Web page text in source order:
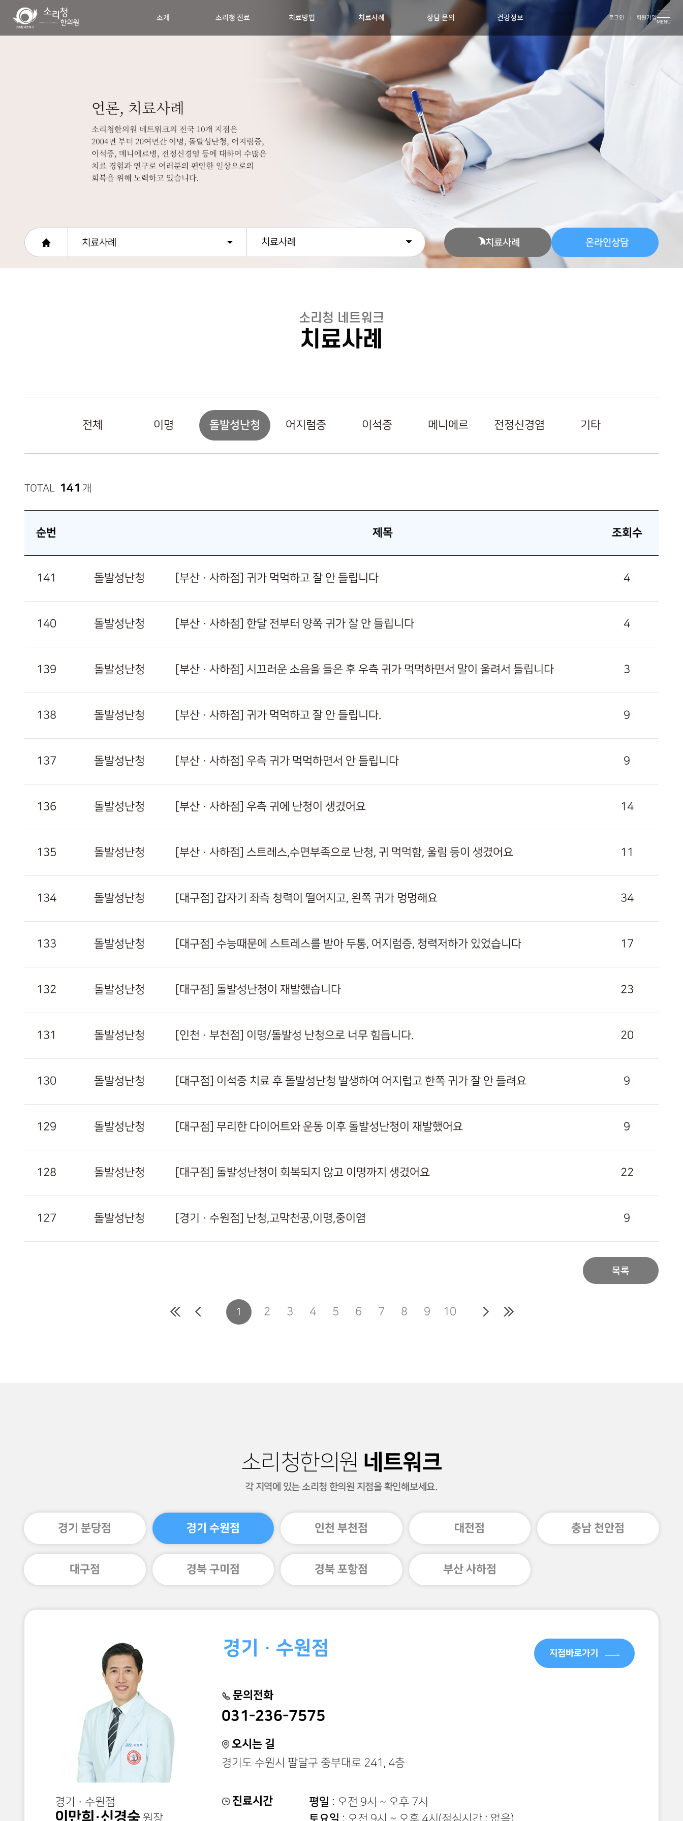
소개 소리청 진료 치료방법 치료사례 상담 문의 건강정보 로그인 회원가입
MENU
치료사례 치료사례 치료사례 온라인상담
소리청 네트워크
치료사례
전체 이명 돌발성난청 어지럼증 이석증 메니에르 전정신경염 기타
TOTAL 141 개
순번 제목 조회수
141 돌발성난청 [부산 · 사하점] 귀가 먹먹하고 잘 안 들립니다 4
140 돌발성난청 [부산 · 사하점] 한달 전부터 양쪽 귀가 잘 안 들립니다 4
139 돌발성난청 [부산 · 사하점] 시끄러운 소음을 들은 후 우측 귀가 먹먹하면서 말이 울려서 들립니다 3
138 돌발성난청 [부산 · 사하점] 귀가 먹먹하고 잘 안 들립니다. 9
137 돌발성난청 [부산 · 사하점] 우측 귀가 먹먹하면서 안 들립니다 9
136 돌발성난청 [부산 · 사하점] 우측 귀에 난청이 생겼어요 14
135 돌발성난청 [부산 · 사하점] 스트레스,수면부족으로 난청, 귀 먹먹함, 울림 등이 생겼어요 11
134 돌발성난청 [대구점] 갑자기 좌측 청력이 떨어지고, 왼쪽 귀가 멍멍해요 34
133 돌발성난청 [대구점] 수능때문에 스트레스를 받아 두통, 어지럼증, 청력저하가 있었습니다 17
132 돌발성난청 [대구점] 돌발성난청이 재발했습니다 23
131 돌발성난청 [인천 · 부천점] 이명/돌발성 난청으로 너무 힘듭니다. 20
130 돌발성난청 [대구점] 이석증 치료 후 돌발성난청 발생하여 어지럽고 한쪽 귀가 잘 안 들려요 9
129 돌발성난청 [대구점] 무리한 다이어트와 운동 이후 돌발성난청이 재발했어요 9
128 돌발성난청 [대구점] 돌발성난청이 회복되지 않고 이명까지 생겼어요 22
127 돌발성난청 [경기 · 수원점] 난청,고막천공,이명,중이염 9
목록
1 2 3 4 5 6 7 8 9 10
다음 맨끝
소리청한의원 네트워크
각 지역에 있는 소리청 한의원 지점을 확인해보세요.
경기 분당점 경기 수원점 인천 부천점 대전점 충남 천안점
대구점 경북 구미점 경북 포항점 부산 사하점
인천 · 부천점
인천 · 부천점 지점바로가기
문의전화
032-322-2075
오시는 길
경기도 부천시 신흥로 228
진료시간 월/목(야간진료): 오전 9시 30분 ~ 오후 9시